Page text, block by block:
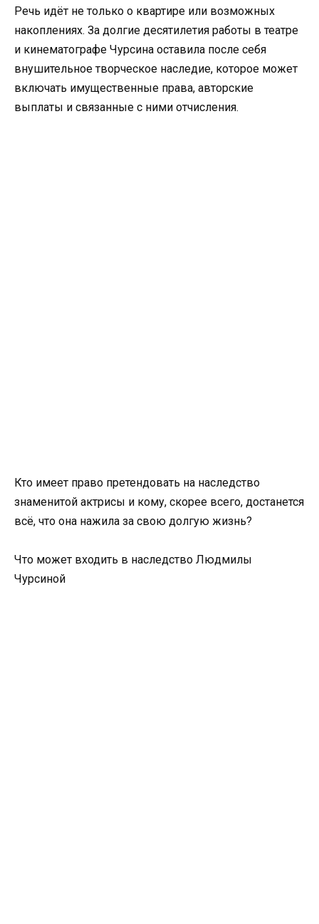
Речь идёт не только о квартире или возможных
накоплениях. За долгие десятилетия работы в театре
и кинематографе Чурсина оставила после себя
внушительное творческое наследие, которое может
включать имущественные права, авторские
выплаты и связанные с ними отчисления.
Кто имеет право претендовать на наследство
знаменитой актрисы и кому, скорее всего, достанется
всё, что она нажила за свою долгую жизнь?
Что может входить в наследство Людмилы
Чурсиной